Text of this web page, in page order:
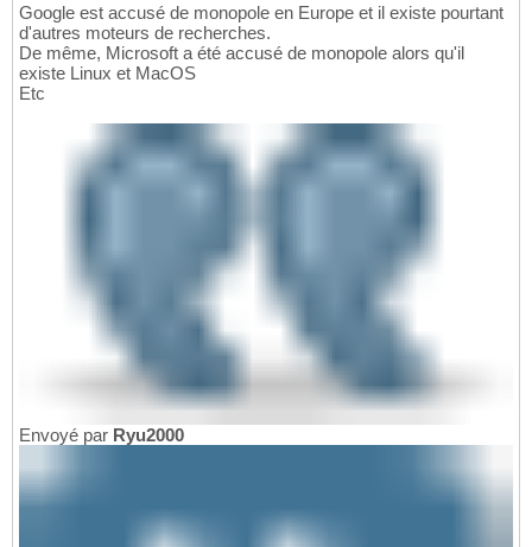
Google est accusé de monopole en Europe et il existe pourtant
d'autres moteurs de recherches.
De même, Microsoft a été accusé de monopole alors qu'il
existe Linux et MacOS
Etc
Envoyé par Ryu2000